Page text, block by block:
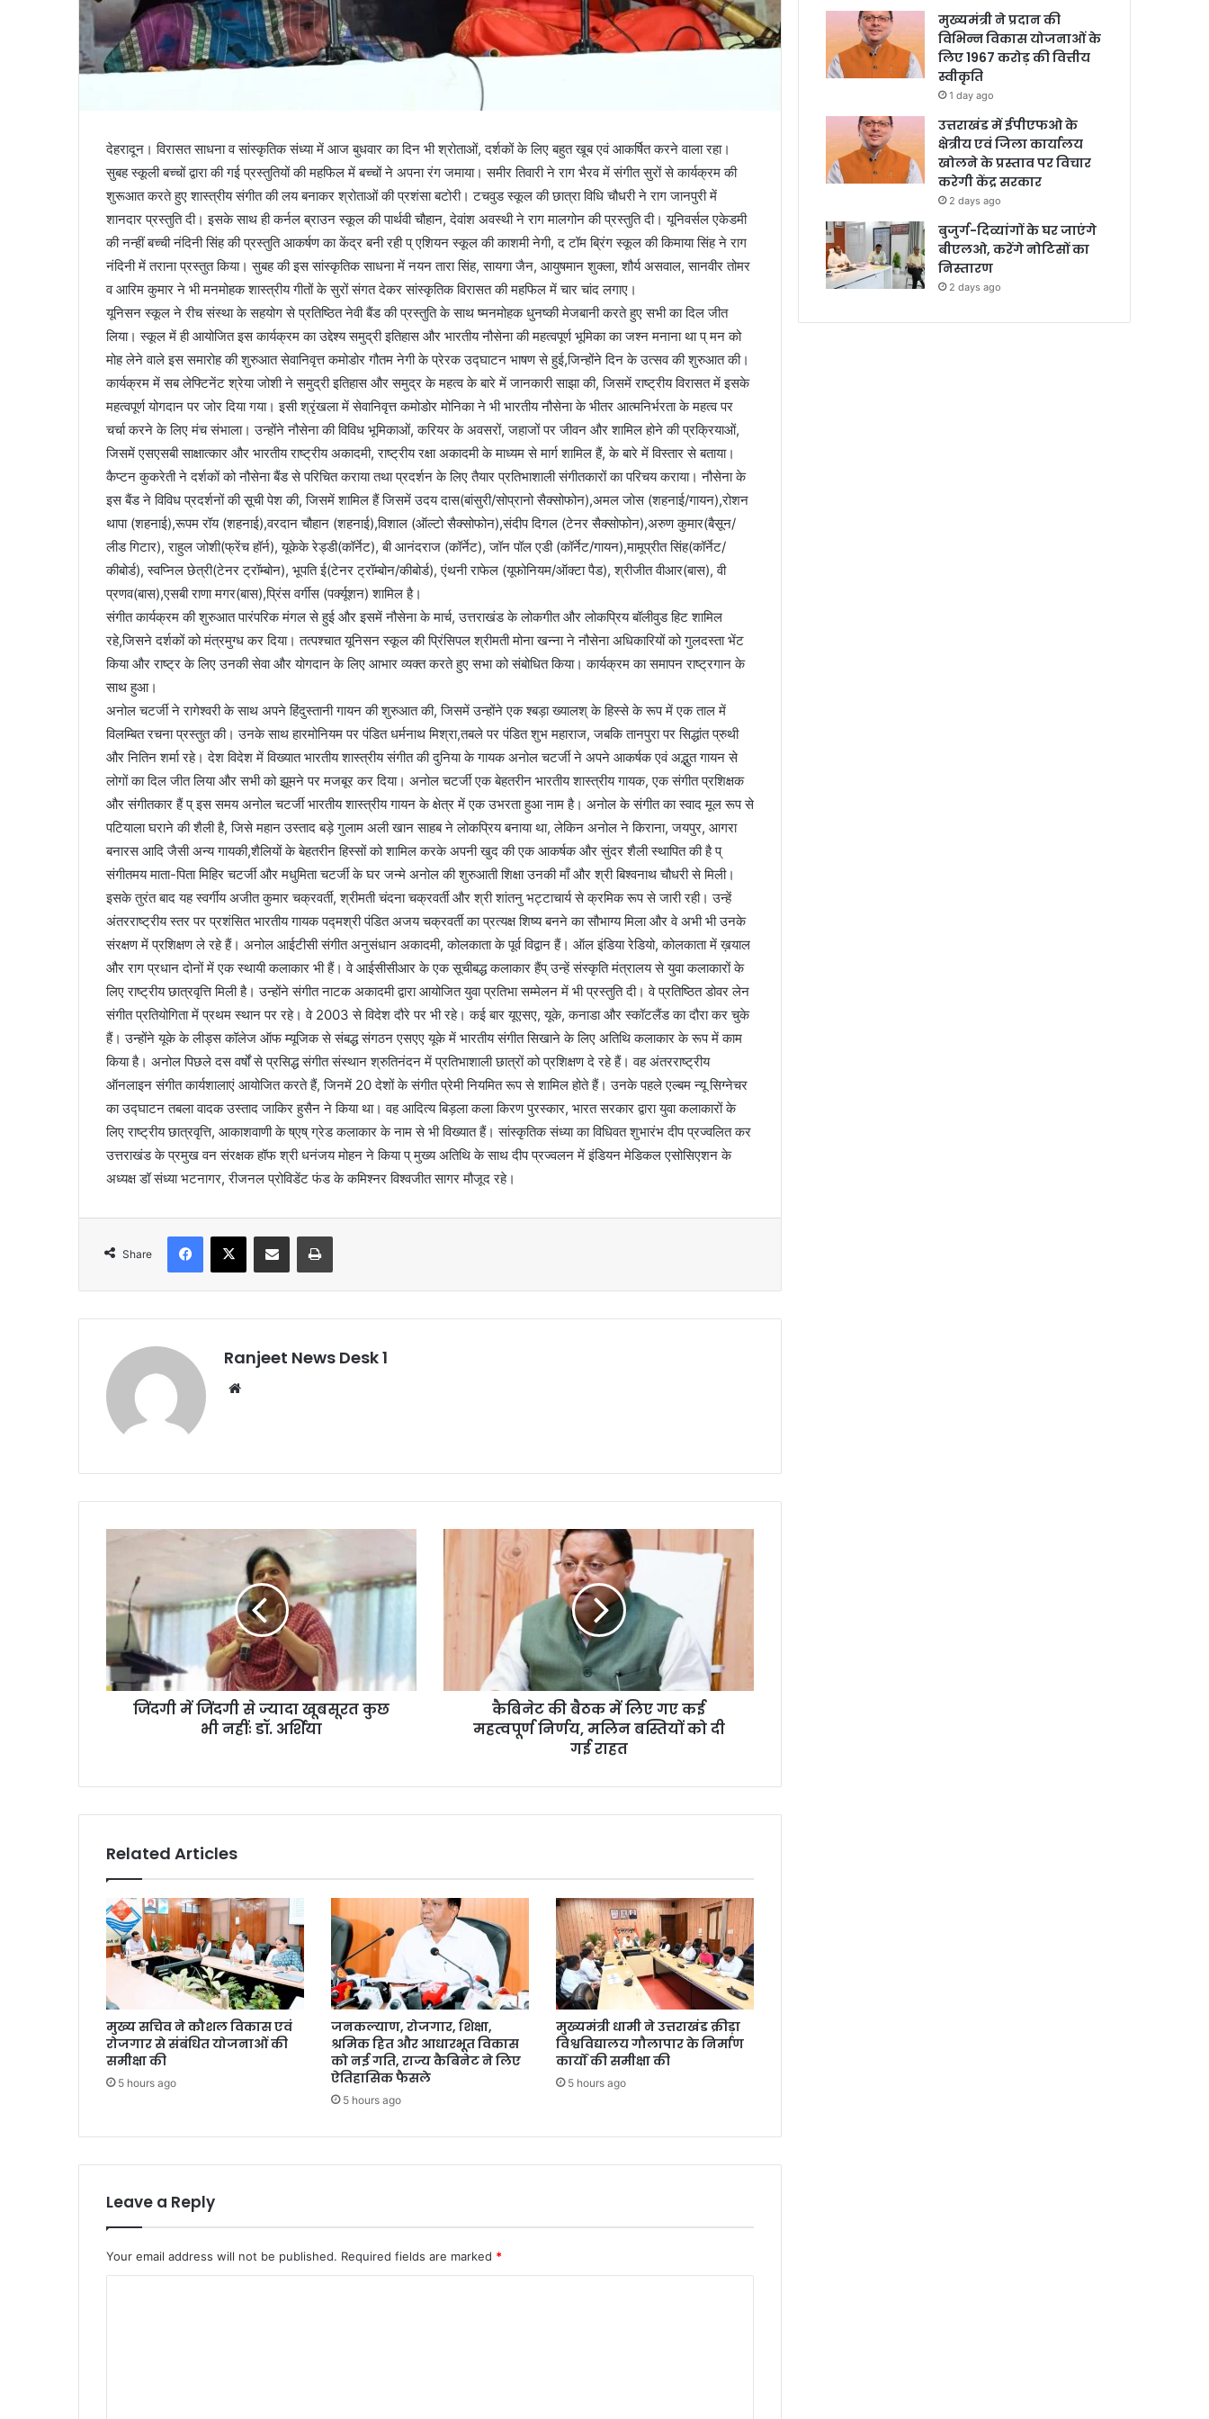
देहरादून। विरासत साधना व सांस्कृतिक संध्या में आज बुधवार का दिन भी श्रोताओं, दर्शकों के लिए बहुत खूब एवं आकर्षित करने वाला रहा।
सुबह स्कूली बच्चों द्वारा की गई प्रस्तुतियों की महफिल में बच्चों ने अपना रंग जमाया। समीर तिवारी ने राग भैरव में संगीत सुरों से कार्यक्रम की
शुरूआत करते हुए शास्त्रीय संगीत की लय बनाकर श्रोताओं की प्रशंसा बटोरी। टचवुड स्कूल की छात्रा विधि चौधरी ने राग जानपुरी में
शानदार प्रस्तुति दी। इसके साथ ही कर्नल ब्राउन स्कूल की पार्थवी चौहान, देवांश अवस्थी ने राग मालगोन की प्रस्तुति दी। यूनिवर्सल एकेडमी
की नन्हीं बच्ची नंदिनी सिंह की प्रस्तुति आकर्षण का केंद्र बनी रही प् एशियन स्कूल की काशमी नेगी, द टॉम ब्रिंग स्कूल की किमाया सिंह ने राग
नंदिनी में तराना प्रस्तुत किया। सुबह की इस सांस्कृतिक साधना में नयन तारा सिंह, सायगा जैन, आयुषमान शुक्ला, शौर्य असवाल, सानवीर तोमर
व आरिम कुमार ने भी मनमोहक शास्त्रीय गीतों के सुरों संगत देकर सांस्कृतिक विरासत की महफिल में चार चांद लगाए।
यूनिसन स्कूल ने रीच संस्था के सहयोग से प्रतिष्ठित नेवी बैंड की प्रस्तुति के साथ ष्मनमोहक धुनष्की मेजबानी करते हुए सभी का दिल जीत
लिया। स्कूल में ही आयोजित इस कार्यक्रम का उद्देश्य समुद्री इतिहास और भारतीय नौसेना की महत्वपूर्ण भूमिका का जश्न मनाना था प् मन को
मोह लेने वाले इस समारोह की शुरुआत सेवानिवृत्त कमोडोर गौतम नेगी के प्रेरक उद्घाटन भाषण से हुई,जिन्होंने दिन के उत्सव की शुरुआत की।
कार्यक्रम में सब लेफ्टिनेंट श्रेया जोशी ने समुद्री इतिहास और समुद्र के महत्व के बारे में जानकारी साझा की, जिसमें राष्ट्रीय विरासत में इसके
महत्वपूर्ण योगदान पर जोर दिया गया। इसी श्रृंखला में सेवानिवृत्त कमोडोर मोनिका ने भी भारतीय नौसेना के भीतर आत्मनिर्भरता के महत्व पर
चर्चा करने के लिए मंच संभाला। उन्होंने नौसेना की विविध भूमिकाओं, करियर के अवसरों, जहाजों पर जीवन और शामिल होने की प्रक्रियाओं,
जिसमें एसएसबी साक्षात्कार और भारतीय राष्ट्रीय अकादमी, राष्ट्रीय रक्षा अकादमी के माध्यम से मार्ग शामिल हैं, के बारे में विस्तार से बताया।
कैप्टन कुकरेती ने दर्शकों को नौसेना बैंड से परिचित कराया तथा प्रदर्शन के लिए तैयार प्रतिभाशाली संगीतकारों का परिचय कराया। नौसेना के
इस बैंड ने विविध प्रदर्शनों की सूची पेश की, जिसमें शामिल हैं जिसमें उदय दास(बांसुरी/सोप्रानो सैक्सोफोन),अमल जोस (शहनाई/गायन),रोशन
थापा (शहनाई),रूपम रॉय (शहनाई),वरदान चौहान (शहनाई),विशाल (ऑल्टो सैक्सोफोन),संदीप दिगल (टेनर सैक्सोफोन),अरुण कुमार(बैसून/
लीड गिटार), राहुल जोशी(फ्रेंच हॉर्न), यूकेके रेड्डी(कॉर्नेट), बी आनंदराज (कॉर्नेट), जॉन पॉल एडी (कॉर्नेट/गायन),मामूप्रीत सिंह(कॉर्नेट/
कीबोर्ड), स्वप्निल छेत्री(टेनर ट्रॉम्बोन), भूपति ई(टेनर ट्रॉम्बोन/कीबोर्ड), एंथनी राफेल (यूफोनियम/ऑक्टा पैड), श्रीजीत वीआर(बास), वी
प्रणव(बास),एसबी राणा मगर(बास),प्रिंस वर्गीस (पर्क्यूशन) शामिल है।
संगीत कार्यक्रम की शुरुआत पारंपरिक मंगल से हुई और इसमें नौसेना के मार्च, उत्तराखंड के लोकगीत और लोकप्रिय बॉलीवुड हिट शामिल
रहे,जिसने दर्शकों को मंत्रमुग्ध कर दिया। तत्पश्चात यूनिसन स्कूल की प्रिंसिपल श्रीमती मोना खन्ना ने नौसेना अधिकारियों को गुलदस्ता भेंट
किया और राष्ट्र के लिए उनकी सेवा और योगदान के लिए आभार व्यक्त करते हुए सभा को संबोधित किया। कार्यक्रम का समापन राष्ट्रगान के
साथ हुआ।
अनोल चटर्जी ने रागेश्वरी के साथ अपने हिंदुस्तानी गायन की शुरुआत की, जिसमें उन्होंने एक श्बड़ा ख्यालश् के हिस्से के रूप में एक ताल में
विलम्बित रचना प्रस्तुत की। उनके साथ हारमोनियम पर पंडित धर्मनाथ मिश्रा,तबले पर पंडित शुभ महाराज, जबकि तानपुरा पर सिद्धांत प्रुथी
और नितिन शर्मा रहे। देश विदेश में विख्यात भारतीय शास्त्रीय संगीत की दुनिया के गायक अनोल चटर्जी ने अपने आकर्षक एवं अद्भुत गायन से
लोगों का दिल जीत लिया और सभी को झूमने पर मजबूर कर दिया। अनोल चटर्जी एक बेहतरीन भारतीय शास्त्रीय गायक, एक संगीत प्रशिक्षक
और संगीतकार हैं प् इस समय अनोल चटर्जी भारतीय शास्त्रीय गायन के क्षेत्र में एक उभरता हुआ नाम है। अनोल के संगीत का स्वाद मूल रूप से
पटियाला घराने की शैली है, जिसे महान उस्ताद बड़े गुलाम अली खान साहब ने लोकप्रिय बनाया था, लेकिन अनोल ने किराना, जयपुर, आगरा
बनारस आदि जैसी अन्य गायकी,शैलियों के बेहतरीन हिस्सों को शामिल करके अपनी खुद की एक आकर्षक और सुंदर शैली स्थापित की है प्
संगीतमय माता-पिता मिहिर चटर्जी और मधुमिता चटर्जी के घर जन्मे अनोल की शुरुआती शिक्षा उनकी माँ और श्री बिश्वनाथ चौधरी से मिली।
इसके तुरंत बाद यह स्वर्गीय अजीत कुमार चक्रवर्ती, श्रीमती चंदना चक्रवर्ती और श्री शांतनु भट्टाचार्य से क्रमिक रूप से जारी रही। उन्हें
अंतरराष्ट्रीय स्तर पर प्रशंसित भारतीय गायक पद्मश्री पंडित अजय चक्रवर्ती का प्रत्यक्ष शिष्य बनने का सौभाग्य मिला और वे अभी भी उनके
संरक्षण में प्रशिक्षण ले रहे हैं। अनोल आईटीसी संगीत अनुसंधान अकादमी, कोलकाता के पूर्व विद्वान हैं। ऑल इंडिया रेडियो, कोलकाता में ख़याल
और राग प्रधान दोनों में एक स्थायी कलाकार भी हैं। वे आईसीसीआर के एक सूचीबद्ध कलाकार हैंप् उन्हें संस्कृति मंत्रालय से युवा कलाकारों के
लिए राष्ट्रीय छात्रवृत्ति मिली है। उन्होंने संगीत नाटक अकादमी द्वारा आयोजित युवा प्रतिभा सम्मेलन में भी प्रस्तुति दी। वे प्रतिष्ठित डोवर लेन
संगीत प्रतियोगिता में प्रथम स्थान पर रहे। वे 2003 से विदेश दौरे पर भी रहे। कई बार यूएसए, यूके, कनाडा और स्कॉटलैंड का दौरा कर चुके
हैं। उन्होंने यूके के लीड्स कॉलेज ऑफ म्यूजिक से संबद्ध संगठन एसएए यूके में भारतीय संगीत सिखाने के लिए अतिथि कलाकार के रूप में काम
किया है। अनोल पिछले दस वर्षों से प्रसिद्ध संगीत संस्थान श्रुतिनंदन में प्रतिभाशाली छात्रों को प्रशिक्षण दे रहे हैं। वह अंतरराष्ट्रीय
ऑनलाइन संगीत कार्यशालाएं आयोजित करते हैं, जिनमें 20 देशों के संगीत प्रेमी नियमित रूप से शामिल होते हैं। उनके पहले एल्बम न्यू सिग्नेचर
का उद्घाटन तबला वादक उस्ताद जाकिर हुसैन ने किया था। वह आदित्य बिड़ला कला किरण पुरस्कार, भारत सरकार द्वारा युवा कलाकारों के
लिए राष्ट्रीय छात्रवृत्ति, आकाशवाणी के ष्एष् ग्रेड कलाकार के नाम से भी विख्यात हैं। सांस्कृतिक संध्या का विधिवत शुभारंभ दीप प्रज्वलित कर
उत्तराखंड के प्रमुख वन संरक्षक हॉफ श्री धनंजय मोहन ने किया प् मुख्य अतिथि के साथ दीप प्रज्वलन में इंडियन मेडिकल एसोसिएशन के
अध्यक्ष डॉ संध्या भटनागर, रीजनल प्रोविडेंट फंड के कमिश्नर विश्वजीत सागर मौजूद रहे।
Share
Ranjeet News Desk 1
जिंदगी में जिंदगी से ज्यादा खूबसूरत कुछ
भी नहींः डॉ. अर्शिया
कैबिनेट की बैठक में लिए गए कई
महत्वपूर्ण निर्णय, मलिन बस्तियों को दी
गई राहत
Related Articles
मुख्य सचिव ने कौशल विकास एवं
रोजगार से संबंधित योजनाओं की
समीक्षा की
5 hours ago
जनकल्याण, रोजगार, शिक्षा,
श्रमिक हित और आधारभूत विकास
को नई गति, राज्य कैबिनेट ने लिए
ऐतिहासिक फैसले
5 hours ago
मुख्यमंत्री धामी ने उत्तराखंड क्रीड़ा
विश्वविद्यालय गौलापार के निर्माण
कार्यों की समीक्षा की
5 hours ago
Leave a Reply
Your email address will not be published. Required fields are marked *
मुख्यमंत्री ने प्रदान की
विभिन्न विकास योजनाओं के
लिए 1967 करोड़ की वित्तीय
स्वीकृति
1 day ago
उत्तराखंड में ईपीएफओ के
क्षेत्रीय एवं जिला कार्यालय
खोलने के प्रस्ताव पर विचार
करेगी केंद्र सरकार
2 days ago
बुजुर्ग-दिव्यांगों के घर जाएंगे
बीएलओ, करेंगे नोटिसों का
निस्तारण
2 days ago